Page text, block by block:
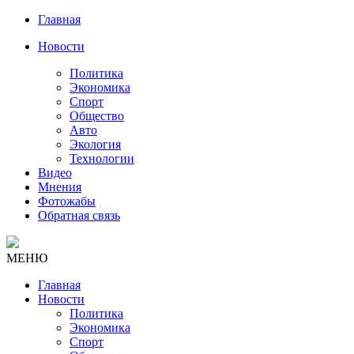
Главная
Новости
Политика
Экономика
Спорт
Общество
Авто
Экология
Технологии
Видео
Мнения
Фотожабы
Обратная связь
МЕНЮ
Главная
Новости
Политика
Экономика
Спорт